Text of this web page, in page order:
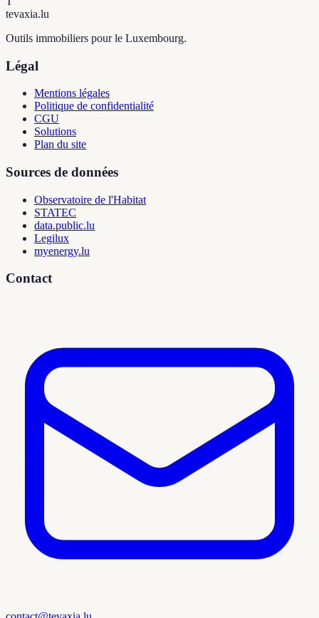
tevaxia.lu
Outils immobiliers pour le Luxembourg.
Légal
Mentions légales
Politique de confidentialité
CGU
Solutions
Plan du site
Sources de données
Observatoire de l'Habitat
STATEC
data.public.lu
Legilux
myenergy.lu
Contact